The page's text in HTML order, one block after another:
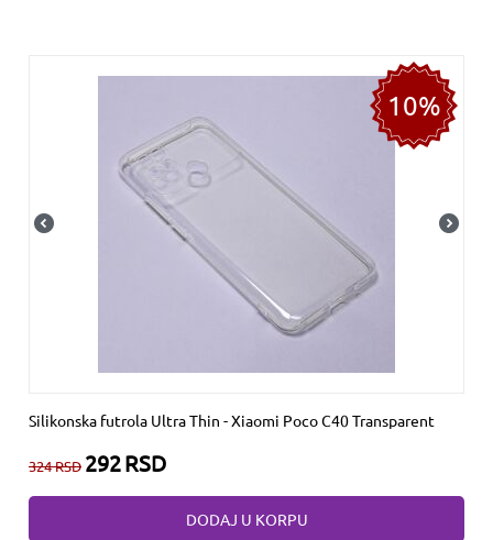
10%
Silikonska futrola Ultra Thin - Xiaomi Poco C40 Transparent
324RSD 292RSD
DODAJ U KORPU